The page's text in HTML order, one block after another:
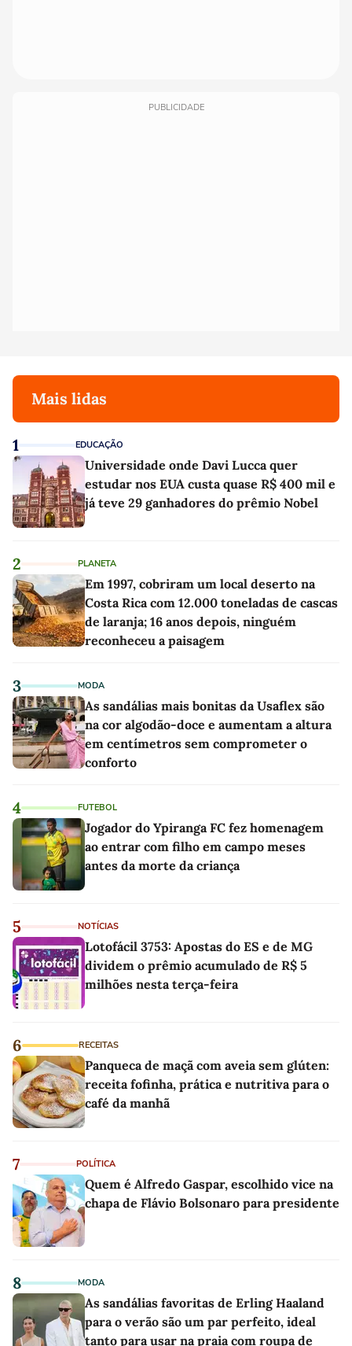
PUBLICIDADE
Mais lidas
1 EDUCAÇÃO
Universidade onde Davi Lucca quer
estudar nos EUA custa quase R$ 400 mil e
já teve 29 ganhadores do prêmio Nobel
2 PLANETA
Em 1997, cobriram um local deserto na
Costa Rica com 12.000 toneladas de cascas
de laranja; 16 anos depois, ninguém
reconheceu a paisagem
3 MODA
As sandálias mais bonitas da Usaflex são
na cor algodão-doce e aumentam a altura
em centímetros sem comprometer o
conforto
4 FUTEBOL
Jogador do Ypiranga FC fez homenagem
ao entrar com filho em campo meses
antes da morte da criança
5 NOTÍCIAS
Lotofácil 3753: Apostas do ES e de MG
dividem o prêmio acumulado de R$ 5
milhões nesta terça-feira
6 RECEITAS
Panqueca de maçã com aveia sem glúten:
receita fofinha, prática e nutritiva para o
café da manhã
7 POLÍTICA
Quem é Alfredo Gaspar, escolhido vice na
chapa de Flávio Bolsonaro para presidente
8 MODA
As sandálias favoritas de Erling Haaland
para o verão são um par perfeito, ideal
tanto para usar na praia com roupa de